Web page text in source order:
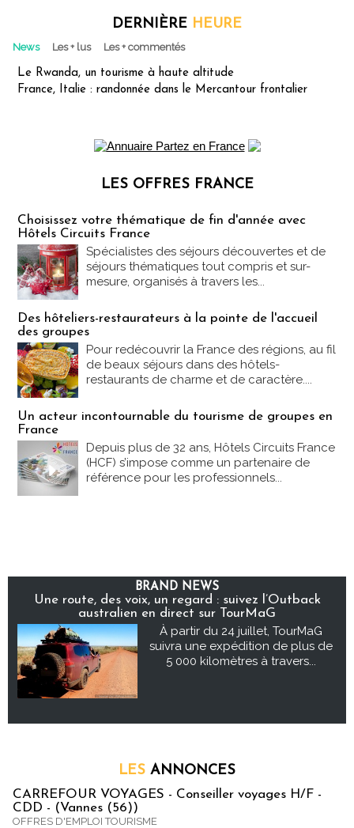
DERNIÈRE HEURE
News Les + lus Les + commentés
Le Rwanda, un tourisme à haute altitude
France, Italie : randonnée dans le Mercantour frontalier
LES OFFRES FRANCE
Choisissez votre thématique de fin d'année avec
Hôtels Circuits France
Spécialistes des séjours découvertes et de
séjours thématiques tout compris et sur-
mesure, organisés à travers les...
Des hôteliers-restaurateurs à la pointe de l'accueil
des groupes
Pour redécouvrir la France des régions, au fil
de beaux séjours dans des hôtels-
restaurants de charme et de caractère....
Un acteur incontournable du tourisme de groupes en
France
Depuis plus de 32 ans, Hôtels Circuits France
(HCF) s’impose comme un partenaire de
référence pour les professionnels...
BRAND NEWS
Une route, des voix, un regard : suivez l’Outback
australien en direct sur TourMaG
À partir du 24 juillet, TourMaG
suivra une expédition de plus de
5 000 kilomètres à travers...
LES ANNONCES
CARREFOUR VOYAGES - Conseiller voyages H/F -
CDD - (Vannes (56))
OFFRES D'EMPLOI TOURISME